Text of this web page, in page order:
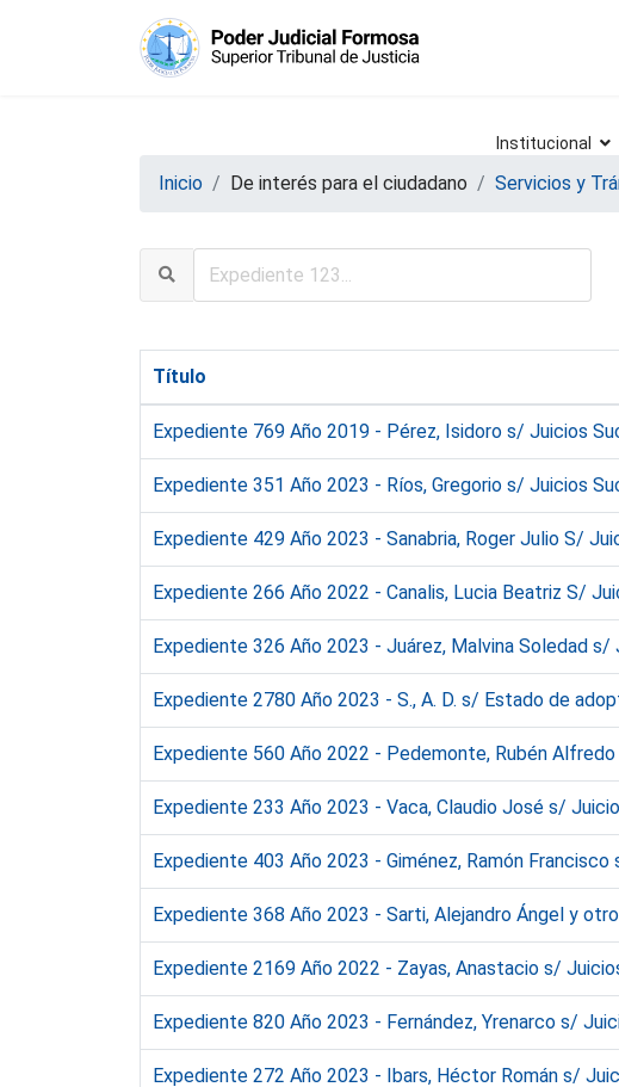
Institucional
Inicio De interés para el ciudadano Servicios y
Título
Expediente 769 Año 2019 - Pérez, Isidoro s/ Juicios
Expediente 351 Año 2023 - Ríos, Gregorio s/ Juicios
Expediente 429 Año 2023 - Sanabria, Roger Julio S/
Expediente 266 Año 2022 - Canalis, Lucia Beatriz S/
Expediente 326 Año 2023 - Juárez, Malvina Soledad s/
Expediente 2780 Año 2023 - S., A. D. s/ Estado de
Expediente 560 Año 2022 - Pedemonte, Rubén
Expediente 233 Año 2023 - Vaca, Claudio José s/
Expediente 403 Año 2023 - Giménez, Ramón
Expediente 368 Año 2023 - Sarti, Alejandro Ángel y
Expediente 2169 Año 2022 - Zayas, Anastacio s/
Expediente 820 Año 2023 - Fernández, Yrenarco s/
Expediente 272 Año 2023 - Ibars, Héctor Román s/